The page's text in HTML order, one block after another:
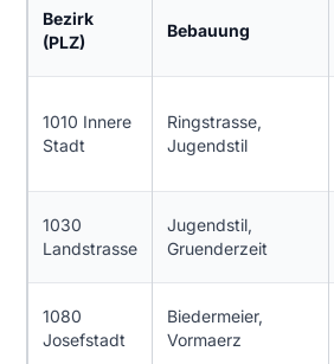
Bezirk
(PLZ)
Bebauung
1010 Innere
Stadt
Ringstrasse,
Jugendstil
1030
Landstrasse
Jugendstil,
Gruenderzeit
1080
Josefstadt
Biedermeier,
Vormaerz